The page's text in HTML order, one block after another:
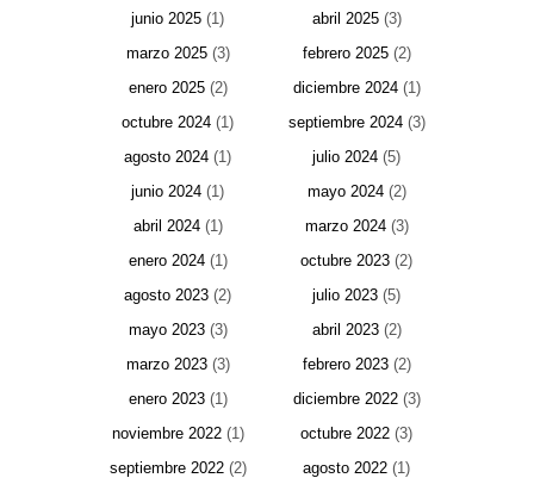
junio 2025 (1) abril 2025(3)
marzo 2025(3) febrero 2025(2)
enero 2025(2) diciembre 2024(1)
octubre 2024 (1) septiembre 2024(3)
agosto 2024 (1) julio 2024 (5)
junio 2024 (1) mayo 2024(2)
abril 2024(1) marzo 2024(3)
enero 2024(1) octubre 2023 (2)
agosto 2023 (2) julio 2023 (5)
mayo 2023(3) abril 2023(2)
marzo 2023(3) febrero 2023(2)
enero 2023(1) diciembre 2022(3)
noviembre 2022(1) octubre 2022 (3)
septiembre 2022(2) agosto 2022 (1)